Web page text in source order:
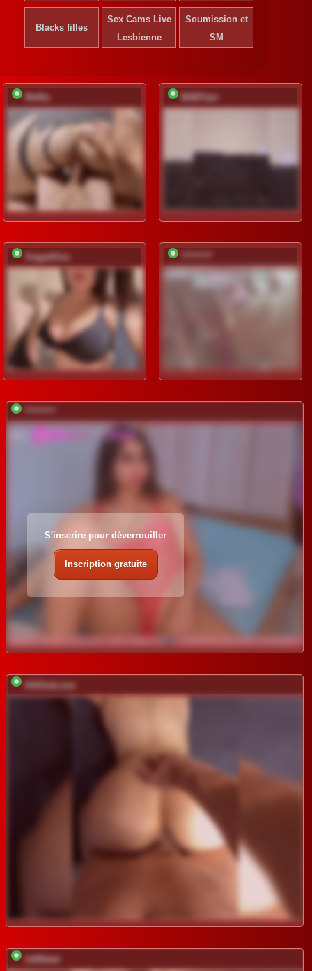
Blacks filles
Sex Cams Live
Lesbienne
Soumission et
SM
Relfia BABYam
SugarKiss
S'inscrire pour déverrouiller
Inscription gratuite
AAOneLove
vattttaaa